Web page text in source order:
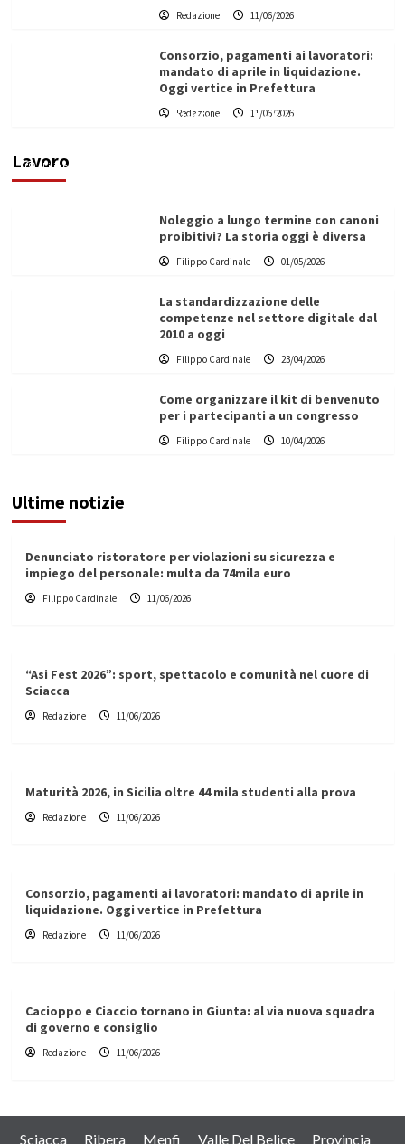
Redazione 11/06/2026
Consorzio, pagamenti ai lavoratori:
mandato di aprile in liquidazione.
Oggi vertice in Prefettura
Redazione 11/06/2026
Lavoro
Vino in Italia: il giro d’affari contribuisce
Filippo Cardinale
Noleggio a lungo termine con canoni
proibitivi? La storia oggi è diversa
Filippo Cardinale 01/05/2026
La standardizzazione delle
competenze nel settore digitale dal
2010 a oggi
Filippo Cardinale 23/04/2026
Come organizzare il kit di benvenuto
per i partecipanti a un congresso
Filippo Cardinale 10/04/2026
Ultime notizie
Denunciato ristoratore per violazioni su sicurezza e
impiego del personale: multa da 74mila euro
Filippo Cardinale 11/06/2026
“Asi Fest 2026”: sport, spettacolo e comunità nel cuore di
Sciacca
Redazione 11/06/2026
Maturità 2026, in Sicilia oltre 44 mila studenti alla prova
Redazione 11/06/2026
Consorzio, pagamenti ai lavoratori: mandato di aprile in
liquidazione. Oggi vertice in Prefettura
Redazione 11/06/2026
Cacioppo e Ciaccio tornano in Giunta: al via nuova squadra
di governo e consiglio
Redazione 11/06/2026
Sciacca Ribera Menfi Valle Del Belice Provincia